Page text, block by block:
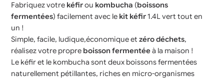
Fabriquez votre kéfirou kombucha (boissons
fermentées) facilement avec le kit kéfir1.4L vert tout en
un !
Simple, facile, ludique,économique etzéro déchets,
réalisez votre propre boisson fermentéeà la maison !
Le kéfir et le kombucha sont deux boissons fermentées
naturellement pétillantes, riches en micro-organismes